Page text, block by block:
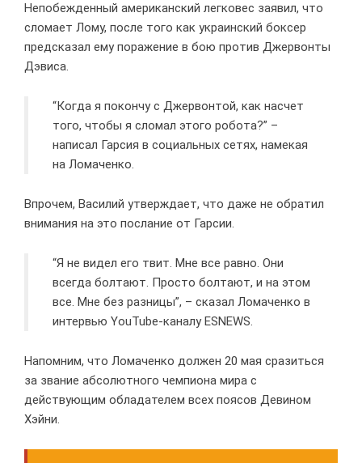
Непобежденный американский легковес заявил, что
сломает Лому, после того как украинский боксер
предсказал ему поражение в бою против Джервонты
Дэвиса.
“Когда я покончу с Джервонтой, как насчет
того, чтобы я сломал этого робота?” –
написал Гарсия в социальных сетях, намекая
на Ломаченко.
Впрочем, Василий утверждает, что даже не обратил
внимания на это послание от Гарсии.
“Я не видел его твит. Мне все равно. Они
всегда болтают. Просто болтают, и на этом
все. Мне без разницы”, – сказал Ломаченко в
интервью YouTube-каналу ESNEWS.
Напомним, что Ломаченко должен 20 мая сразиться
за звание абсолютного чемпиона мира с
действующим обладателем всех поясов Девином
Хэйни.